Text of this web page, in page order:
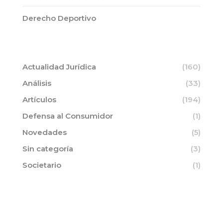
Derecho Deportivo
Actualidad Jurídica
(160)
Análisis
(33)
Artículos
(194)
Defensa al Consumidor
(1)
Novedades
(5)
Sin categoría
(3)
Societario
(1)